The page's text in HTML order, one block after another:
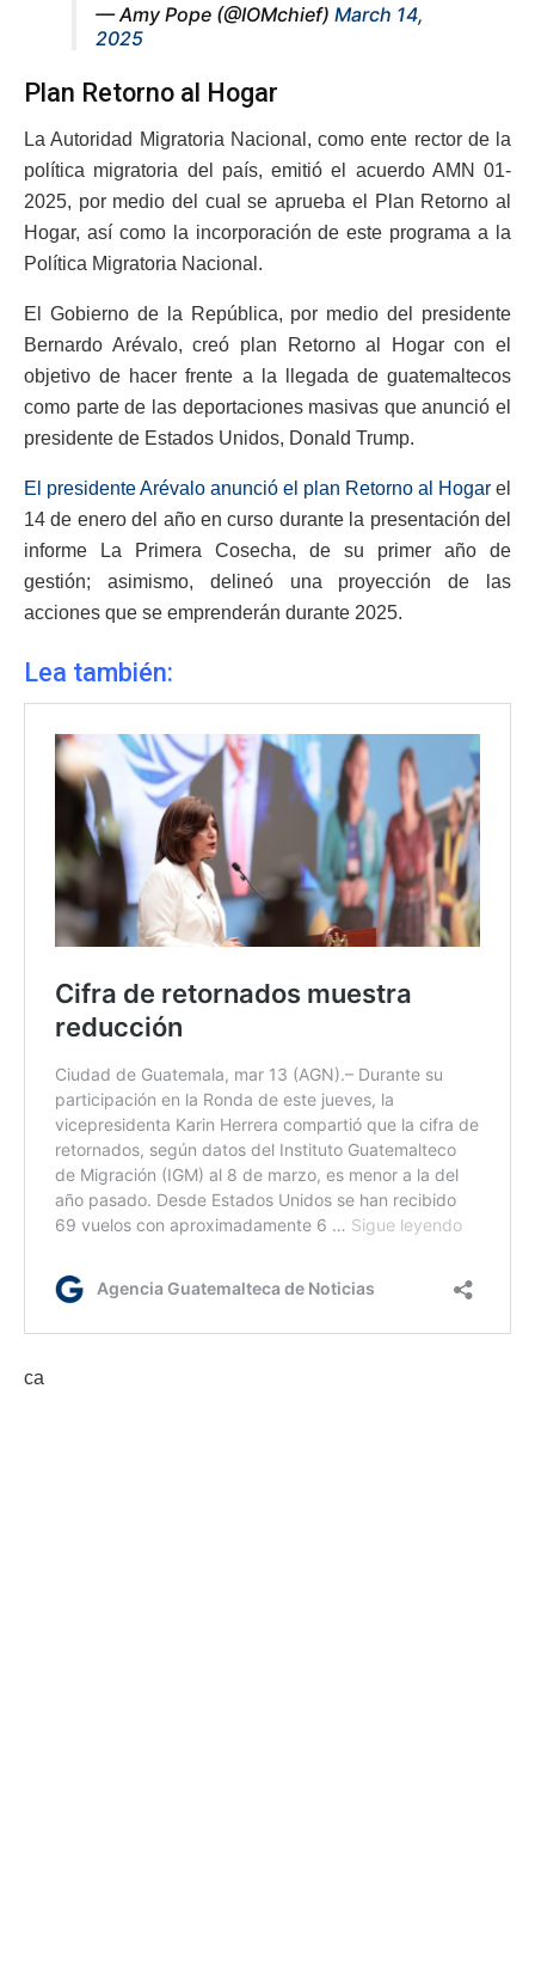
— Amy Pope (@IOMchief) March 14,
2025
Plan Retorno al Hogar
La Autoridad Migratoria Nacional, como ente rector de la
política migratoria del país, emitió el acuerdo AMN 01-
2025, por medio del cual se aprueba el Plan Retorno al
Hogar, así como la incorporación de este programa a la
Política Migratoria Nacional.
El Gobierno de la República, por medio del presidente
Bernardo Arévalo, creó plan Retorno al Hogar con el
objetivo de hacer frente a la llegada de guatemaltecos
como parte de las deportaciones masivas que anunció el
presidente de Estados Unidos, Donald Trump.
El presidente Arévalo anunció el plan Retorno al Hogar el
14 de enero del año en curso durante la presentación del
informe La Primera Cosecha, de su primer año de
gestión; asimismo, delineó una proyección de las
acciones que se emprenderán durante 2025.
Lea también:
ca